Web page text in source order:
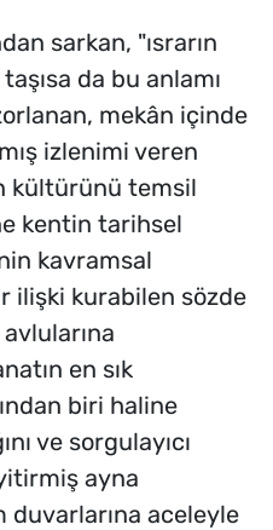
sarkan, "ısrarın
da bu anlamı
mekân içinde
izlenimi veren
kültürünü temsil
kentin tarihsel
kavramsal
ilişki kurabilen sözde
en sık
biri haline
ve sorgulayıcı
ayna
aceleyle